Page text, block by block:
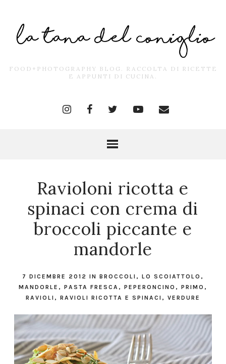
FOOD+PHOTOGRAPHY BLOG. RACCOLTA DI RICETTE
E APPUNTI DI CUCINA.
Ravioloni ricotta e
spinaci con crema di
broccoli piccante e
mandorle
7 DICEMBRE 2012 IN BROCCOLI , LO SCOIATTOLO ,
MANDORLE , PASTA FRESCA , PEPERONCINO , PRIMO ,
RAVIOLI , RAVIOLI RICOTTA E SPINACI , VERDURE